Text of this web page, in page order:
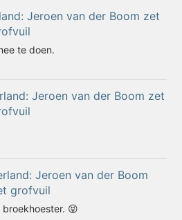
Jeroen van der Boom zet
te doen.
Jeroen van der Boom zet
Jeroen van der Boom
grofvuil
😝